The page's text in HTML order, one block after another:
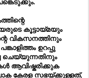
കൂട്ടായ്മയും
വികസനത്തിനും
ഉറപ്പു
ചെയ്യുന്നതിനും
പരിഹരിക്കുന്നതിനും ആയുള്ള പദ്ധതികൾ ആവിഷ്കരിക്കുക